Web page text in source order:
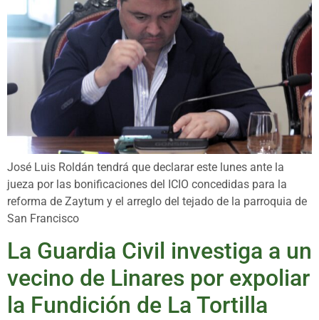
José Luis Roldán tendrá que declarar este lunes ante la
jueza por las bonificaciones del ICIO concedidas para la
reforma de Zaytum y el arreglo del tejado de la parroquia de
San Francisco
La Guardia Civil investiga a un
vecino de Linares por expoliar
la Fundición de La Tortilla